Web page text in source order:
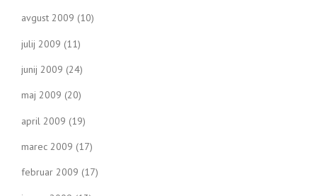
avgust 2009 (10)
julij 2009 (11)
junij 2009 (24)
maj 2009 (20)
april 2009 (19)
marec 2009 (17)
februar 2009 (17)